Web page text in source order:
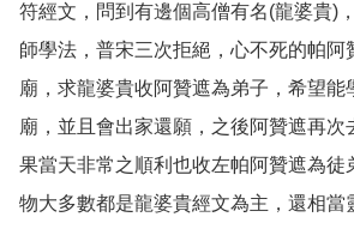
符經文，問到有邊個高僧有名(龍婆貴)
師學法，普宋三次拒絕，心不死的帕阿
廟，求龍婆貴收阿贊遮為弟子，希望能
廟，並且會出家還願，之後阿贊遮再次
果當天非常之順利也收左帕阿贊遮為徒
物大多數都是龍婆貴經文為主，還相當